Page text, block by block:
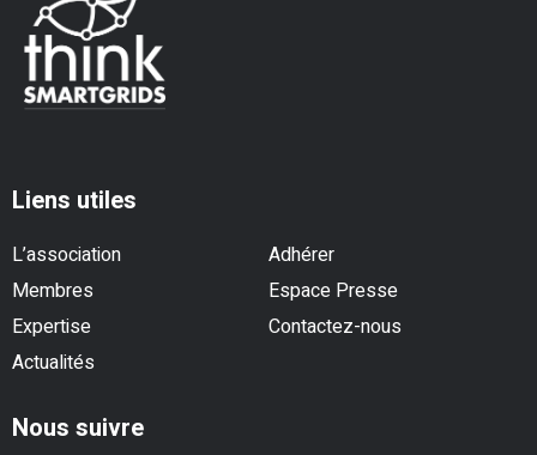
Liens utiles
L’association
Adhérer
Membres
Espace Presse
Expertise
Contactez-nous
Actualités
Nous suivre